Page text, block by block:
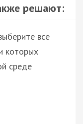
решают:
все
которых
среде